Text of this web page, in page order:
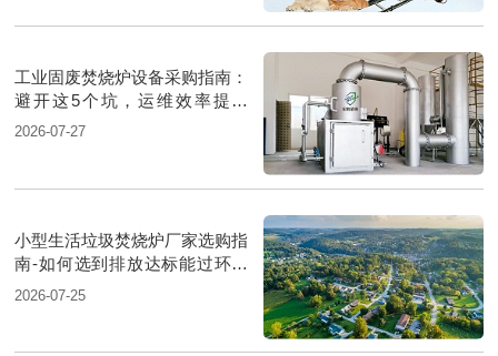
工业固废焚烧炉设备采购指南：
避开这5个坑，运维效率提升
30%
2026-07-27
小型生活垃圾焚烧炉厂家选购指
南-如何选到排放达标能过环评
的厂家
2026-07-25